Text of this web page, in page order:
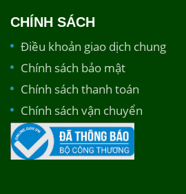
CHÍNH SÁCH
Điều khoản giao dịch chung
Chính sách bảo mật
Chính sách thanh toán
Chính sách vận chuyển